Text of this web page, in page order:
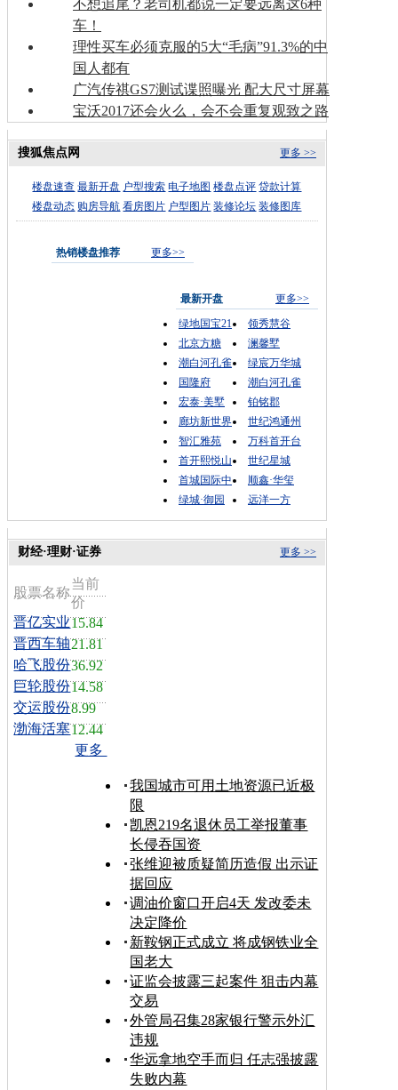
不想追尾？老司机都说一定要远离这6种
车！
理性买车必须克服的5大“毛病”91.3%的中
国人都有
广汽传祺GS7测试谍照曝光 配大尺寸屏幕
宝沃2017还会火么，会不会重复观致之路
更多 >>
搜狐焦点网
楼盘速查 最新开盘 户型搜索 电子地图 楼盘点评 贷款计算
楼盘动态 购房导航 看房图片 户型图片 装修论坛 装修图库
热销楼盘推荐 更多>>
最新开盘
更多>>
绿地国宝21
领秀慧谷
北京方糖
澜馨墅
潮白河孔雀
绿宸万华城
国隆府
潮白河孔雀
宏泰·美墅
铂铭郡
廊坊新世界
世纪鸿通州
智汇雅苑
万科首开台
首开熙悦山
世纪星城
首城国际中
顺鑫·华玺
绿城·御园
远洋一方
更多 >>
财经·理财·证券
股票名称
当前
价
晋亿实业15.84
晋西车轴21.81
哈飞股份36.92
巨轮股份14.58
交运股份8.99
渤海活塞12.44
更多
我国城市可用土地资源已近极
限
凯恩219名退休员工举报董事
长侵吞国资
张维迎被质疑简历造假 出示证
据回应
调油价窗口开启4天 发改委未
决定降价
新鞍钢正式成立 将成钢铁业全
国老大
证监会披露三起案件 狙击内幕
交易
外管局召集28家银行警示外汇
违规
华远拿地空手而归 任志强披露
失败内幕